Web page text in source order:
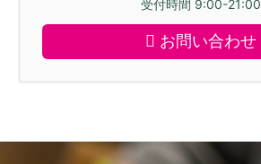
受付時間 9:00-21:00
お問い合わせ